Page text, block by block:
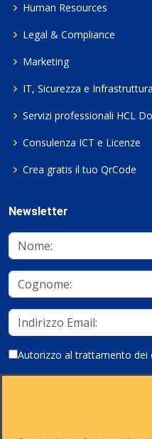
Human Resources
Legal & Compliance
Marketing
IT, Sicurezza e Infrastruttura
Servizi professionali HCL
Consulenza ICT e Licenze
Crea gratis il tuo QrCode
Newsletter
Autorizzo al trattamento dei